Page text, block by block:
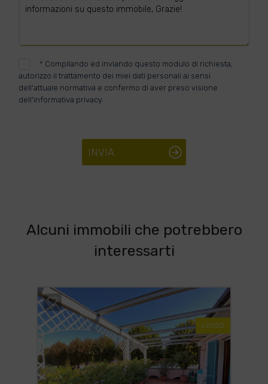
* Compilando ed inviando questo modulo di richiesta,
autorizzo il trattamento dei miei dati personali ai sensi
dell'attuale normativa e confermo di aver preso visione
dell'informativa privacy.
INVIA
Alcuni immobili che potrebbero
interessarti
LUSSO